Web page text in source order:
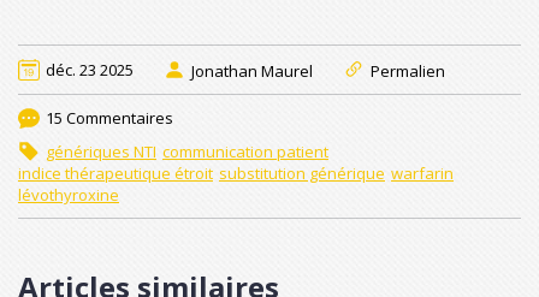
déc. 23 2025 Jonathan Maurel Permalien
15 Commentaires
génériques NTI communication patient
indice thérapeutique étroit substitution générique warfarin
lévothyroxine
Articles similaires